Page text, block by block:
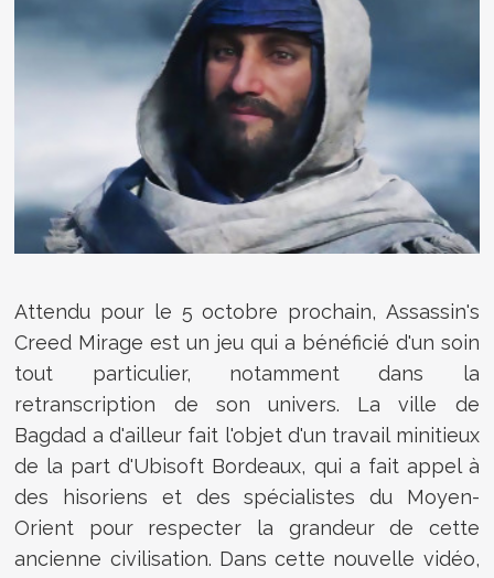
Attendu pour le 5 octobre prochain, Assassin's
Creed Mirage est un jeu qui a bénéficié d'un soin
tout particulier, notamment dans la
retranscription de son univers. La ville de
Bagdad a d'ailleur fait l'objet d'un travail minitieux
de la part d'Ubisoft Bordeaux, qui a fait appel à
des hisoriens et des spécialistes du Moyen-
Orient pour respecter la grandeur de cette
ancienne civilisation. Dans cette nouvelle vidéo,